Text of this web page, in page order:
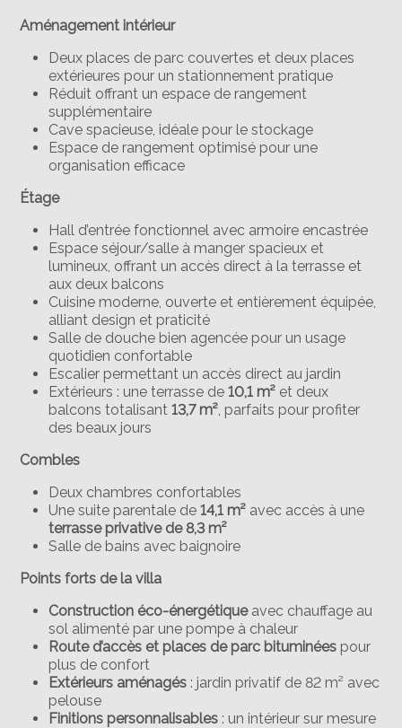
Aménagement intérieur
Deux places de parc couvertes et deux places
extérieures pour un stationnement pratique
Réduit offrant un espace de rangement
supplémentaire
Cave spacieuse, idéale pour le stockage
Espace de rangement optimisé pour une
organisation efficace
Étage
Hall d’entrée fonctionnel avec armoire encastrée
Espace séjour/salle à manger spacieux et
lumineux, offrant un accès direct à la terrasse et
aux deux balcons
Cuisine moderne, ouverte et entièrement équipée,
alliant design et praticité
Salle de douche bien agencée pour un usage
quotidien confortable
Escalier permettant un accès direct au jardin
Extérieurs : une terrasse de10,1 m² et deux
balcons totalisant13,7 m², parfaits pour profiter
des beaux jours
Combles
Deux chambres confortables
Une suite parentale de14,1 m² avec accès à une
terrasse privative de 8,3 m²
Salle de bains avec baignoire
Points forts de la villa
Construction éco-énergétiqueavec chauffage au
sol alimenté par une pompe à chaleur
Route d’accès et places de parc bituminées pour
plus de confort
Extérieurs aménagés : jardin privatif de 82 m² avec
pelouse
Finitions personnalisables : un intérieur sur mesure